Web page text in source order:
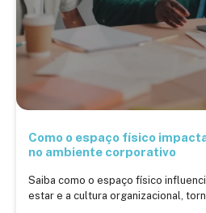
Como o espaço físico
no ambiente corporativo
Saiba como o espaço físico
estar e a cultura organizacional,